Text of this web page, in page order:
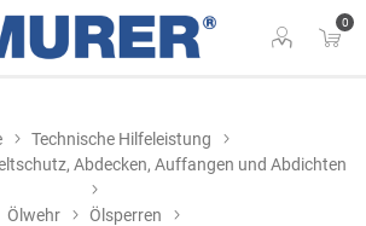
0
Technische Hilfeleistung
Abdecken, Auffangen und Abdichten
Ölwehr Ölsperren